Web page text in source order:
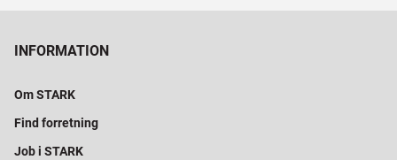
INFORMATION
Om STARK
Find forretning
Job i STARK